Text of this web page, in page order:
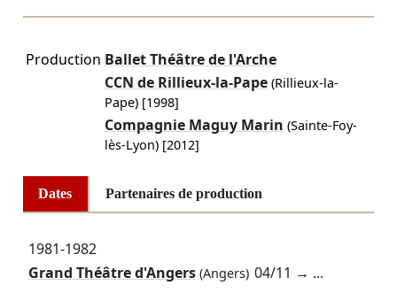
Production Ballet Théâtre de l'Arche
CCN de Rillieux-la-Pape(Rillieux-la-
Pape) [1998]
Compagnie Maguy Marin (Sainte-Foy-
lès-Lyon) [2012]
Dates Partenaires de production
1981-1982
Grand Théâtre d'Angers(Angers) 04/11 → ...